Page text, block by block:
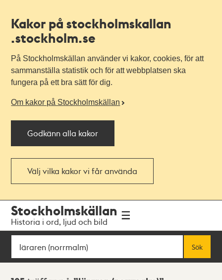
Kakor på stockholmskallan
.stockholm.se
På Stockholmskällan använder vi kakor, cookies, för att
sammanställa statistik och för att webbplatsen ska
fungera på ett bra sätt för dig.
Om kakor på Stockholmskällan
Godkänn alla kakor
Välj vilka kakor vi får använda
navigationen
huvudinnehållet
Stockholmskällan
Historia i ord, ljud och bild
Sök
Sök